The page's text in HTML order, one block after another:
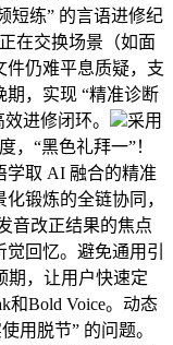
短练” 的言语进修纪
在交换场景（如面
件仍难平息质疑，支
期，实现 “精准诊断
进修闭环。
采用
，“黑色礼拜一”！
学取 AI 融合的精准
锻炼的全链协同，
音改正结果的焦点
回忆。避免通用引
期，让用户快速定
和Bold Voice。动态
用脱节” 的问题。